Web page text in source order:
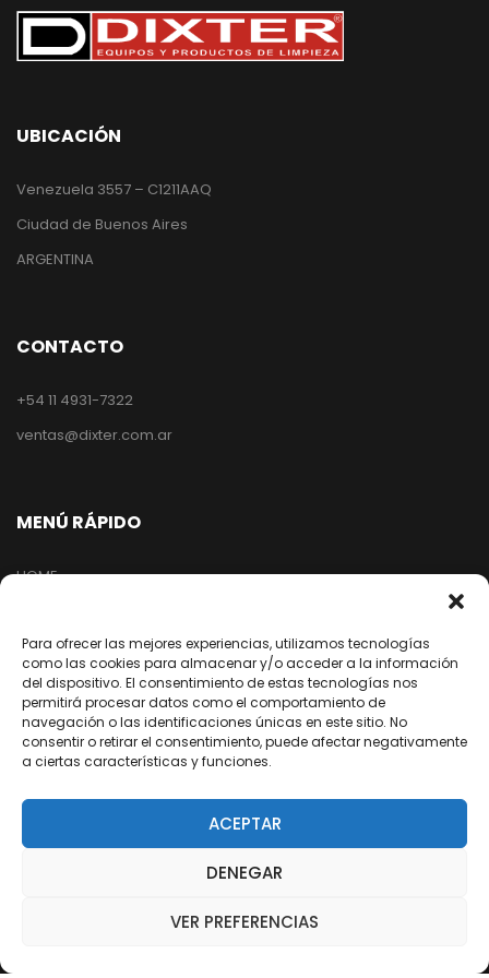
Para ofrecer las mejores experiencias, utilizamos tecnologías
como las cookies para almacenar y/o acceder a la información
del dispositivo. El consentimiento de estas tecnologías nos
permitirá procesar datos como el comportamiento de
navegación o las identificaciones únicas en este sitio. No
consentir o retirar el consentimiento, puede afectar negativamente
a ciertas características y funciones.
ACEPTAR
DENEGAR
VER PREFERENCIAS
UBICACIÓN
Venezuela 3557 – C1211AAQ
Ciudad de Buenos Aires
ARGENTINA
CONTACTO
+54 11 4931-7322
ventas@dixter.com.ar
MENÚ RÁPIDO
HOME
EMPRESA
NUESTRA RED
ARREPENTIMIENTO DE COMPRA
/dixter.arg